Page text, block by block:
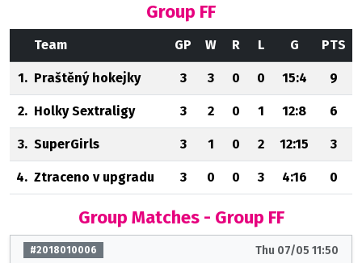
Group FF
Team GP W R L G PTS
1. Praštěný hokejky 3 3 0 0 15:4 9
2. Holky Sextraligy 3 2 0 1 12:8 6
3. SuperGirls 3 1 0 2 12:15 3
4. Ztraceno v upgradu 3 0 0 3 4:16 0
Group Matches - Group FF
#2018010006 Thu 07/05 11:50